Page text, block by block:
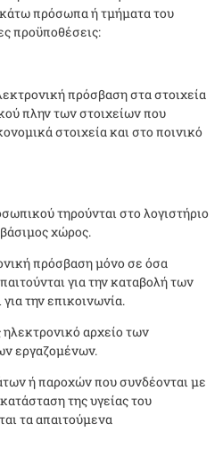
πρόσωπα ή τμήματα του
προϋποθέσεις:
πρόσβαση στα στοιχεία
πλην των στοιχείων που
στοιχεία και στο ποινικό
τηρούνται στο λογιστήριο
χώρος.
πρόσβαση μόνο σε όσα
για την καταβολή των
την επικοινωνία.
ηλεκτρονικό αρχείο των
εργαζομένων.
ή παροχών που συνδέονται με
της υγείας του
τα απαιτούμενα